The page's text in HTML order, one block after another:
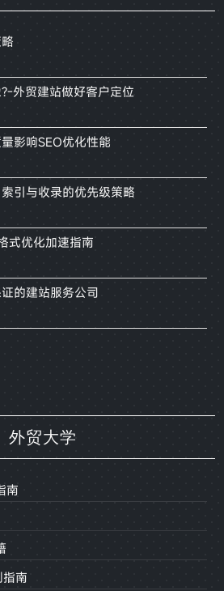
外贸建站做好客户定位
影响SEO优化性能
引与收录的优先级策略
式优化加速指南
的建站服务公司
外贸大学
南
南